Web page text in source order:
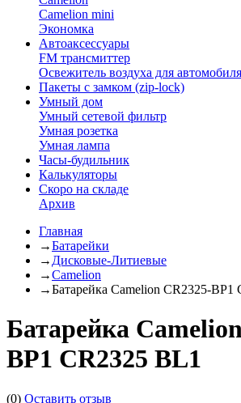
Camelion mini
Экономка
Автоаксессуары
FM трансмиттер
Освежитель воздуха для автомобиля
Пакеты с замком (zip-lock)
Умный дом
Умный сетевой фильтр
Умная розетка
Умная лампа
Часы-будильник
Калькуляторы
Скоро на складе
Архив
Главная
→Батарейки
→ Дисковые-Литиевые
→Camelion
→Батарейка Camelion CR2325-BP1
Батарейка
BP1 CR2325 BL1
(0) Оставить отзыв